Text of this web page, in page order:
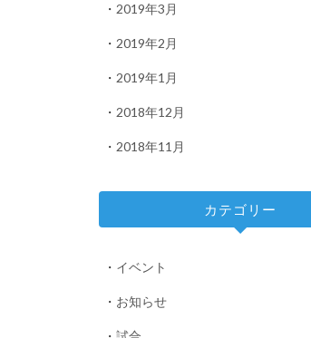
2019年3月
2019年2月
2019年1月
2018年12月
2018年11月
カテゴリー
イベント
お知らせ